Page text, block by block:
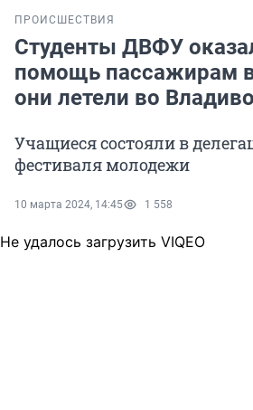
ПРОИСШЕСТВИЯ
Студенты ДВФУ
помощь пассажирам
они летели во
Учащиеся состояли в
фестиваля молодежи
10 марта 2024, 14:45 1 558
Не удалось загрузить VIQEO